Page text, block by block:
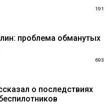
191
проблема обманутых
693
о последствиях